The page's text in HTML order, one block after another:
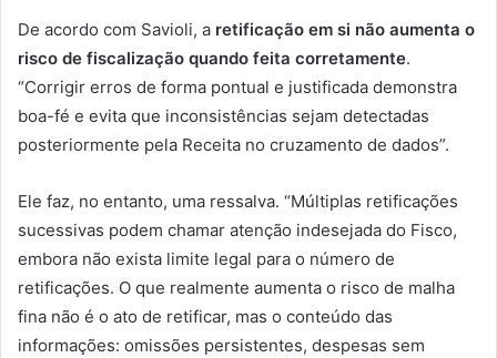
De acordo com Savioli, a retificação em si não aumenta o
risco de fiscalização quando feita corretamente.
“Corrigir erros de forma pontual e justificada demonstra
boa-fé e evita que inconsistências sejam detectadas
posteriormente pela Receita no cruzamento de dados”.
Ele faz, no entanto, uma ressalva. “Múltiplas retificações
sucessivas podem chamar atenção indesejada do Fisco,
embora não exista limite legal para o número de
retificações. O que realmente aumenta o risco de malha
fina não é o ato de retificar, mas o conteúdo das
informações: omissões persistentes, despesas sem